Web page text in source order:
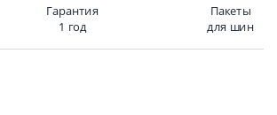
Гарантия
1 год
Пакеты
для шин